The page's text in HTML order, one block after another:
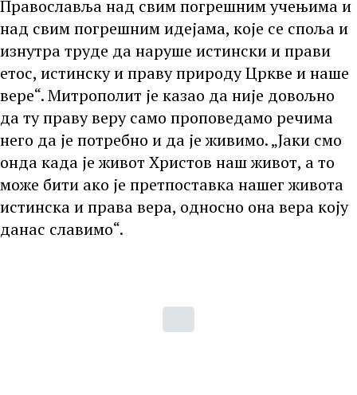
Православља над свим погрешним учењима и
над свим погрешним идејама, које се споља и
изнутра труде да наруше истински и прави
етос, истинску и праву природу Цркве и наше
вере“. Митрополит је казао да није довољно
да ту праву веру само проповедамо речима
него да је потребно и да је живимо. „Јаки смо
онда када је живот Христов наш живот, а то
може бити ако је претпоставка нашег живота
истинска и права вера, односно она вера коју
данас славимо“.